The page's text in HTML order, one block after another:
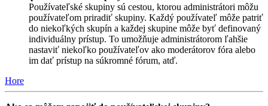
Používateľské skupiny sú cestou, ktorou administrátori môžu
používateľom priradiť skupiny. Každý používateľ môže patriť
do niekoľkých skupín a každej skupine môže byť definovaný
individuálny prístup. To umožňuje administrátorom ľahšie
nastaviť niekoľko používateľov ako moderátorov fóra alebo
im dať prístup na súkromné fórum, atď.
Hore